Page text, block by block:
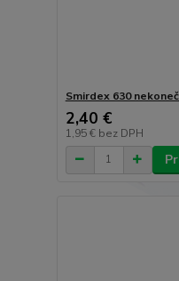
Smirdex 630
2,40 €
1,95 € bez DPH